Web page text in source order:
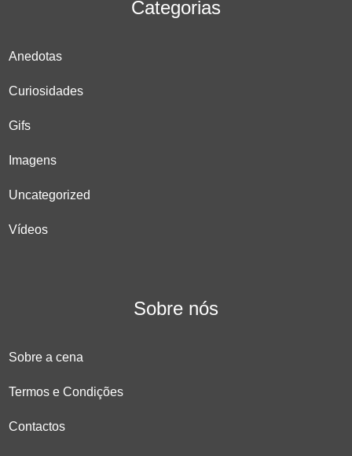
Categorias
Anedotas
Curiosidades
Gifs
Imagens
Uncategorized
Vídeos
Sobre nós
Sobre a cena
Termos e Condições
Contactos